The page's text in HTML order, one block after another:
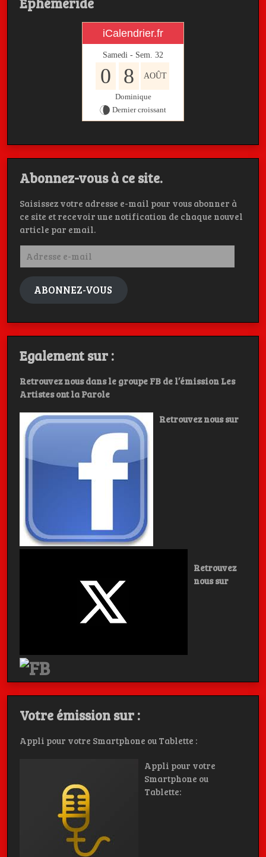
iCalendrier.fr
Samedi - Sem. 32
0 8 AOÛT
Dominique
Dernier croissant
Abonnez-vous à ce site.
Saisissez votre adresse e-mail pour vous abonner à
ce site et recevoir une notification de chaque nouvel
article par email.
Adresse
mail
ABONNEZ-VOUS
Egalement sur :
Retrouvez nous dans le groupe FB de l’émission Les
Artistes ont la Parole
Retrouvez nous sur
Retrouvez
nous sur
Votre émission sur :
Appli pour votre Smartphone ou Tablette :
Appli pour votre
Smartphone ou
Tablette: